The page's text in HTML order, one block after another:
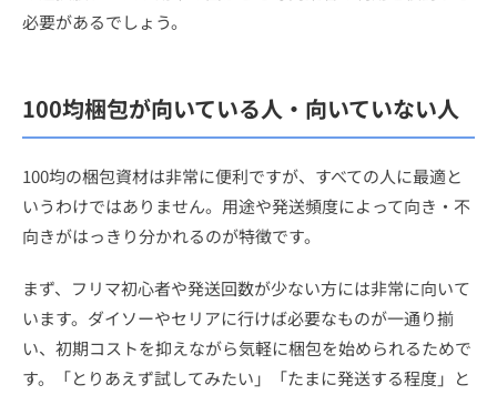
必要があるでしょう。
100均梱包が向いている人・向いていない人
100均の梱包資材は非常に便利ですが、すべての人に最適と
いうわけではありません。用途や発送頻度によって向き・不
向きがはっきり分かれるのが特徴です。
まず、フリマ初心者や発送回数が少ない方には非常に向いて
います。ダイソーやセリアに行けば必要なものが一通り揃
い、初期コストを抑えながら気軽に梱包を始められるためで
す。「とりあえず試してみたい」「たまに発送する程度」と